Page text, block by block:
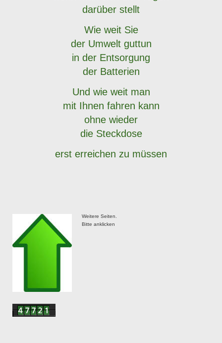
darüber stellt
Wie weit Sie
der Umwelt guttun
in der Entsorgung
der Batterien
Und wie weit man
mit Ihnen fahren kann
ohne wieder
die Steckdose
erst erreichen zu müssen
Weitere Seiten.
Bitte anklicken